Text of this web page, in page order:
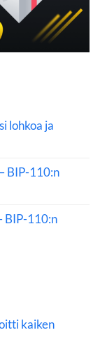
lohkoa ja
BIP-110:n
BIP-110:n
kaiken